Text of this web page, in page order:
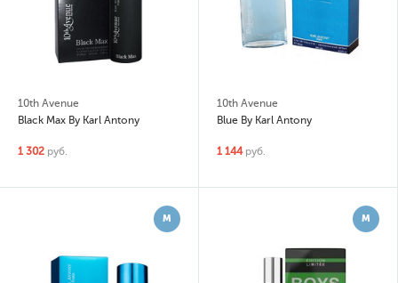
10th Avenue
Black Max By Karl Antony
1 302 руб.
10th Avenue
Blue By Karl Antony
1 144 руб.
М М